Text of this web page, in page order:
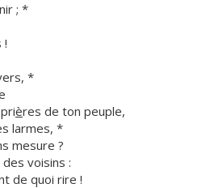
; *
!
*
ères de ton peuple,
larmes, *
mesure ?
voisins :
de quoi rire !